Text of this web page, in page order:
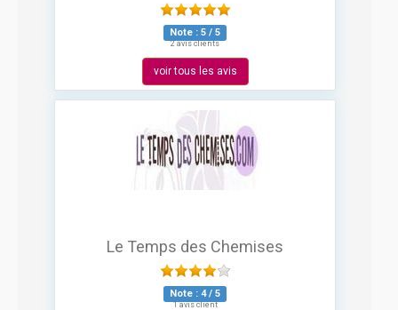
Note : 5 / 5
2 avis clients
voir tous les avis
Le Temps des Chemises
Note : 4/ 5
1 avis client